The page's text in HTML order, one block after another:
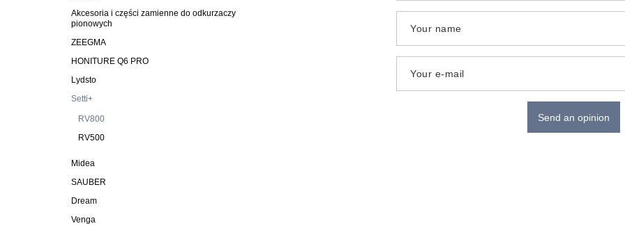
Akcesoria i części zamienne do odkurzaczy
pionowych
ZEEGMA
HONITURE Q6 PRO
Lydsto
Setti+
RV800
RV500
Midea
SAUBER
Dream
Venga
Your name
Your e-mail
Send an opinion